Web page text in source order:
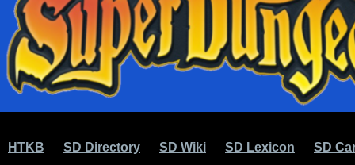
HTKB SD Directory SD Wiki SD Lexicon SD